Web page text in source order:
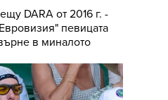
DARA от 2016 г. -
певицата
в миналото